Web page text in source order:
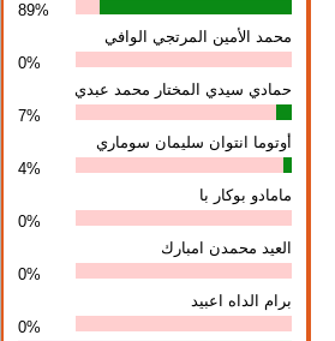
89%
محمد الأمين المرتجي الوافي
0%
حمادي سيدي المختار محمد عبدي
7%
أوتوما انتوان سلیمان سوماري
4%
مامادو بوكار با
0%
العيد محمدن امبارك
0%
برام الداه اعبيد
0%